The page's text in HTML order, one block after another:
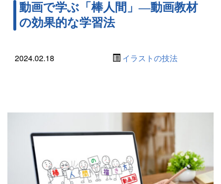
動画で学ぶ「棒人間」―動画教材
の効果的な学習法
2024.02.18 イラストの技法